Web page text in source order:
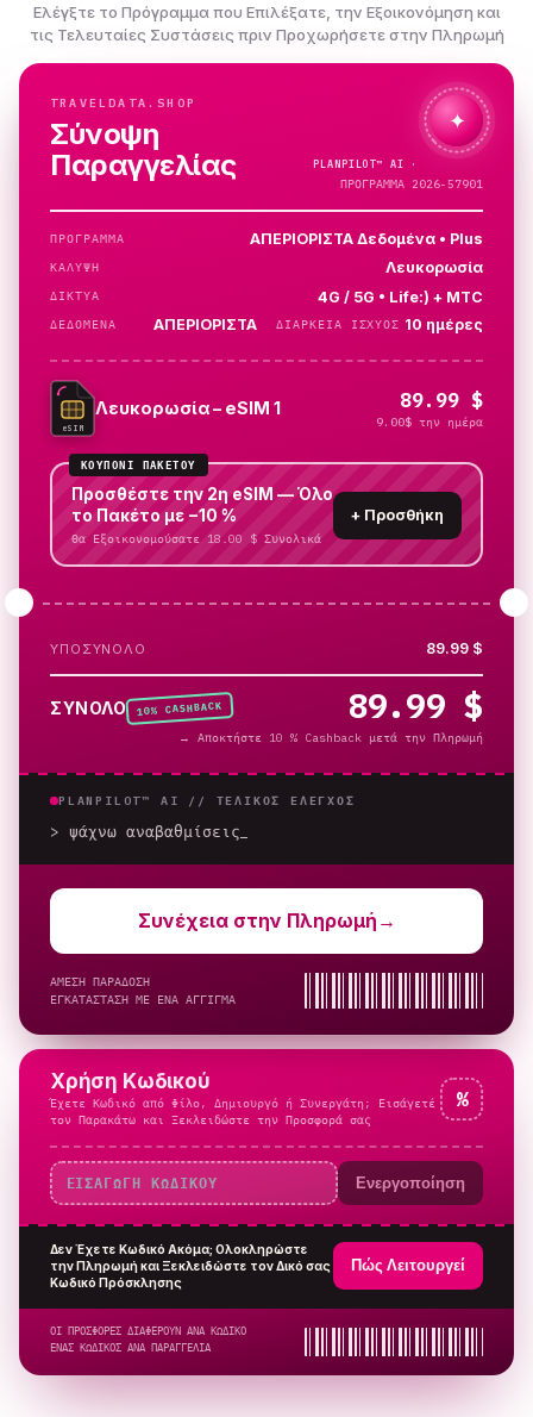
Ελέγξτε το Πρόγραμμα που Επιλέξατε, την Εξοικονόμηση και
τις Τελευταίες Συστάσεις πριν Προχωρήσετε στην Πληρωμή
TRAVELDATA.SHOP
Σύνοψη
Παραγγελίας
✦
PLANPILOT™ AI ·
ΠΡΟΓΡΑΜΜΑ 2026-57901
ΠΡΌΓΡΑΜΜΑ ΑΠΕΡΙΟΡΙΣΤΑ Δεδομένα • Plus
ΚΆΛΥΨΗ Λευκορωσία
ΔΊΚΤΥΑ 4G / 5G • Life:) + MTC
ΔΕΔΟΜΈΝΑ ΑΠΕΡΙΟΡΙΣΤΑ ΔΙΆΡΚΕΙΑ ΙΣΧΎΟΣ 10 ημέρες
eSIM
Λευκορωσία – eSIM 1 89.99 $
9.00$ την ημέρα
ΚΟΥΠΌΝΙ ΠΑΚΈΤΟΥ
Προσθέστε την 2η eSIM — Όλο
το Πακέτο με −10 %
Θα Εξοικονομούσατε 18.00 $ Συνολικά
+ Προσθήκη
ΥΠΟΣΎΝΟΛΟ 89.99 $
ΣΎΝΟΛΟ 10% CASHBACK 89.99 $
→ Αποκτήστε 10 % Cashback μετά την Πληρωμή
PLANPILOT™ AI // ΤΕΛΙΚΌΣ ΈΛΕΓΧΟΣ
> ψάχνω αναβαθμίσεις
Συνέχεια στην Πληρωμή →
ΑΜΕΣΗ ΠΑΡΑΔΟΣΗ
ΕΓΚΑΤΑΣΤΑΣΗ ΜΕ ΕΝΑ ΑΓΓΙΓΜΑ
Χρήση Κωδικού
Έχετε Κωδικό από Φίλο, Δημιουργό ή Συνεργάτη; Εισάγετέ
τον Παρακάτω και Ξεκλειδώστε την Προσφορά σας
%
Ενεργοποίηση
Δεν Έχετε Κωδικό Ακόμα; Ολοκληρώστε
την Πληρωμή και Ξεκλειδώστε τον Δικό σας
Κωδικό Πρόσκλησης
Πώς Λειτουργεί
ΟΙ ΠΡΟΣΦΟΡΕΣ ΔΙΑΦΕΡΟΥΝ ΑΝΑ ΚΩΔΙΚΟ
ΕΝΑΣ ΚΩΔΙΚΟΣ ΑΝΑ ΠΑΡΑΓΓΕΛΙΑ